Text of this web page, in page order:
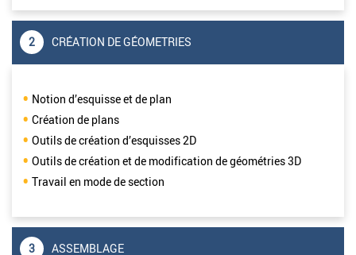
2 CRÉATION DE GÉOMETRIES
Notion d’esquisse et de plan
Création de plans
Outils de création d’esquisses 2D
Outils de création et de modification de géométries 3D
Travail en mode de section
3 ASSEMBLAGE